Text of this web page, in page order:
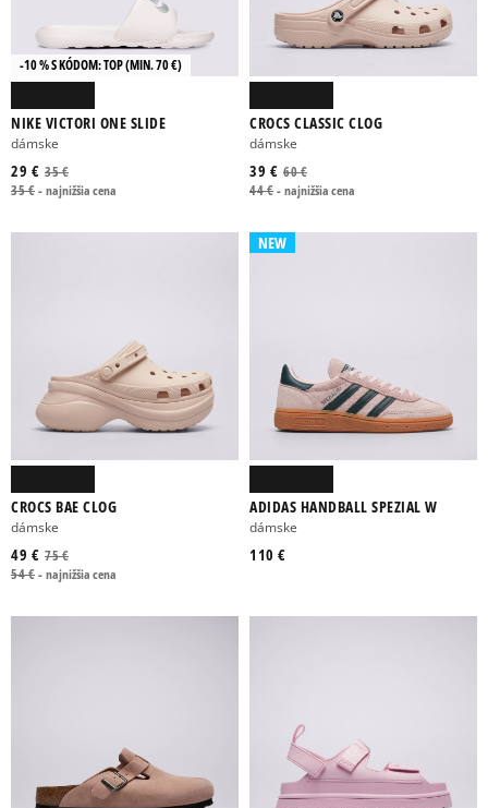
PRECHODNÉ BUNDY SHORTS
STAROSTLIVOSŤ O OBUV SVETRE ŠATY
TRIČKÁ ZIMNÉ BUNDY ZIMNÉ ČIAPKY
ZIMNÉ DOPLNKY
-10 % S KÓDOM: TOP (MIN. 70 €)
NIKE VICTORI ONE SLIDE
dámske
35 €
29 €
35 €-najnižšia cena
CROCS CLASSIC CLOG
dámske
60 €
39 €
44 €-najnižšia cena
CROCS BAE CLOG
dámske
75 €
49 €
54 €-najnižšia cena
NEW
ADIDAS HANDBALL SPEZIAL W
dámske
110 €